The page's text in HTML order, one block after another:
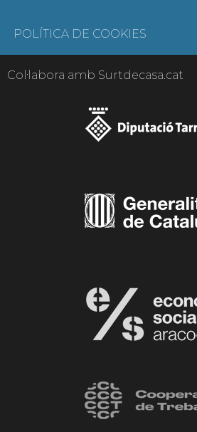
POLÍTICA DE COOKIES
Col·labora amb Surtdecasa.cat